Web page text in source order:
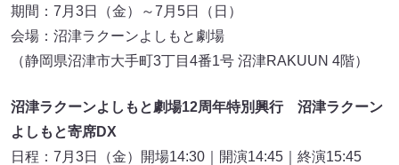
期間：7月3日（金）～7月5日（日）
会場：沼津ラクーンよしもと劇場
（静岡県沼津市大手町3丁目4番1号 沼津RAKUUN 4階）
沼津ラクーンよしもと劇場12周年特別興行 沼津ラクーン
よしもと寄席DX
日程：7月3日（金）開場14:30｜開演14:45｜終演15:45